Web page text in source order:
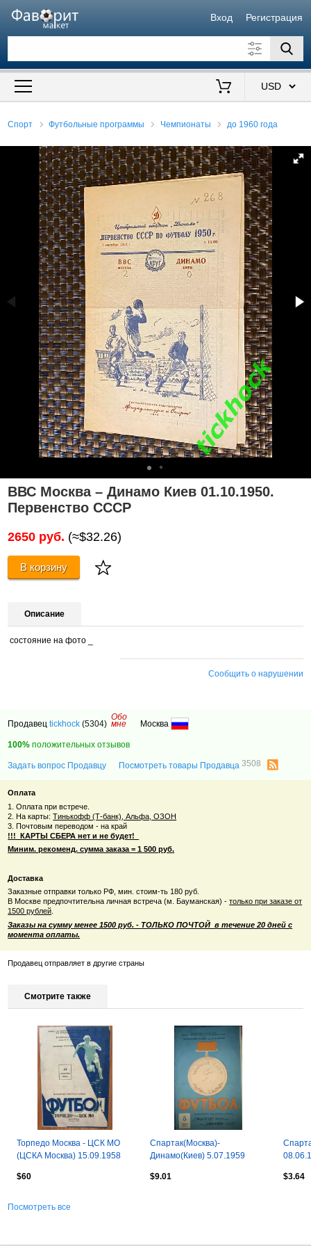
Вход Регистрация
Искать также в описании
Спорт Футбольные программы Чемпионаты до 1960 года
ВВС Москва – Динамо Киев 01.10.1950.
Первенство СССР
2650 руб. (≈$32.26)
В корзину
Описание
состояние на фото _
Сообщить о нарушении
Продавецtickhock (5304)
Обо
мне Москва
100% положительных отзывов
Задать вопрос Продавцу Посмотреть товары Продавца3508
Оплата
1. Оплата при встрече.
2. На карты:Тинькофф (Т-банк), Альфа, ОЗОН
3. Почтовым переводом - на край
!!! КАРТЫ СБЕРА нет и не будет!
Миним. рекоменд. сумма заказа = 1 500 руб.
Доставка
Заказные отправки только РФ, мин. стоим-ть 180 руб.
В Москве предпочтительна личная встреча (м. Бауманская) -только при заказе от
1500 рублей
Заказы на сумму менее 1500 руб. - ТОЛЬКО ПОЧТОЙ в течение 20 дней с
момента оплаты.
Продавец отправляет в другие страны
Смотрите также
Торпедо Москва - ЦСК МО
(ЦСКА Москва) 15.09.1958
$60
Спартак(Москва)-
Динамо(Киев) 5.07.1959
$9.01 $3.64
Посмотреть все